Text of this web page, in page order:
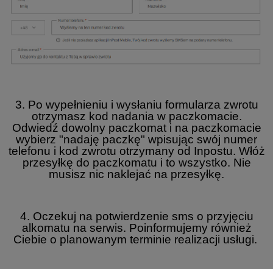
3. Po wypełnieniu i wysłaniu formularza zwrotu
otrzymasz kod nadania w paczkomacie.
Odwiedź dowolny paczkomat i na paczkomacie
wybierz "nadaję paczkę" wpisując swój numer
telefonu i kod zwrotu otrzymany od Inpostu. Włóż
przesyłkę do paczkomatu i to wszystko. Nie
musisz nic naklejać na przesyłkę.
4. Oczekuj na potwierdzenie sms o przyjęciu
alkomatu na serwis. Poinformujemy również
Ciebie o planowanym terminie realizacji usługi.